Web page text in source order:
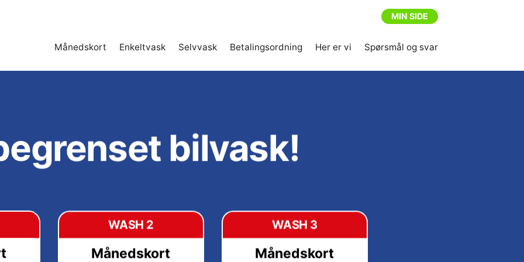
MIN SIDE
Månedskort Enkeltvask Selvvask Betalingsordning Her er vi Spørsmål og svar
bilvask!
WASH 2
Månedskort
WASH 3
Månedskort